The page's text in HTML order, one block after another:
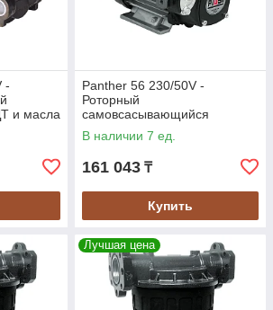
-
и масла
PIUSI
Panther 56 230/50V -
Роторный
самовсасывающийся
электронасос для ДТ, 56 л/
мин, PIUSI
В наличии 7 ед.
161 043 ₸
Купить
Лучшая цена